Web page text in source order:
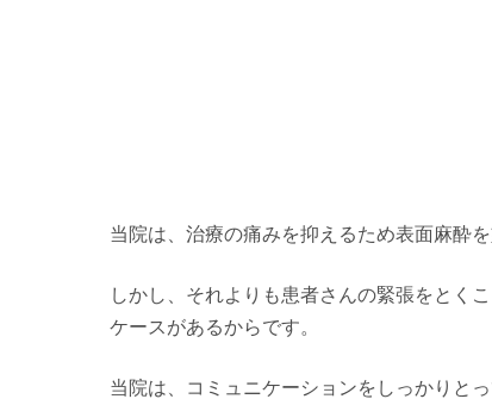
当院は、治療の痛みを抑えるため表面麻酔
しかし、それよりも患者さんの緊張をとく
ケースがあるからです。
当院は、コミュニケーションをしっかりと